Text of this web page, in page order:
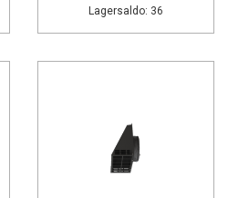
Lagersaldo: 36